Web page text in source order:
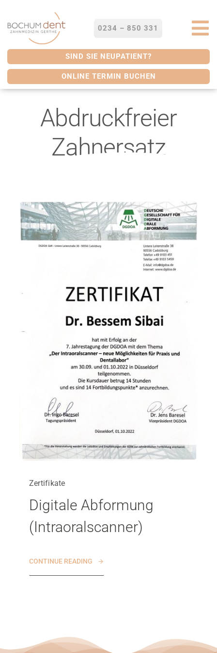
springen
0234 – 850 331
STARTSEITE
LEISTUNGEN
SERVICES
ÜBER UNS
KONTAKT
SIND SIE NEUPATIENT?
ONLINE TERMIN BUCHEN
Abdruckfreier
Zahnersatz
Zertifikate
Digitale Abformung
(Intraoralscanner)
CONTINUE READING